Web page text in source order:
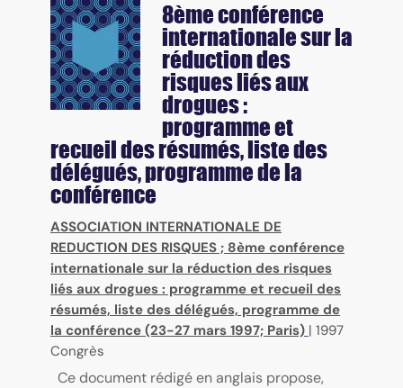
8ème conférence
internationale sur la
réduction des
risques liés aux
drogues :
programme et
recueil des résumés, liste des
délégués, programme de la
conférence
ASSOCIATION INTERNATIONALE DE
REDUCTION DES RISQUES ; 8ème conférence
internationale sur la réduction des risques
liés aux drogues : programme et recueil des
résumés, liste des délégués, programme de
la conférence (23-27 mars 1997; Paris) | 1997
Congrès
Ce document rédigé en anglais propose,